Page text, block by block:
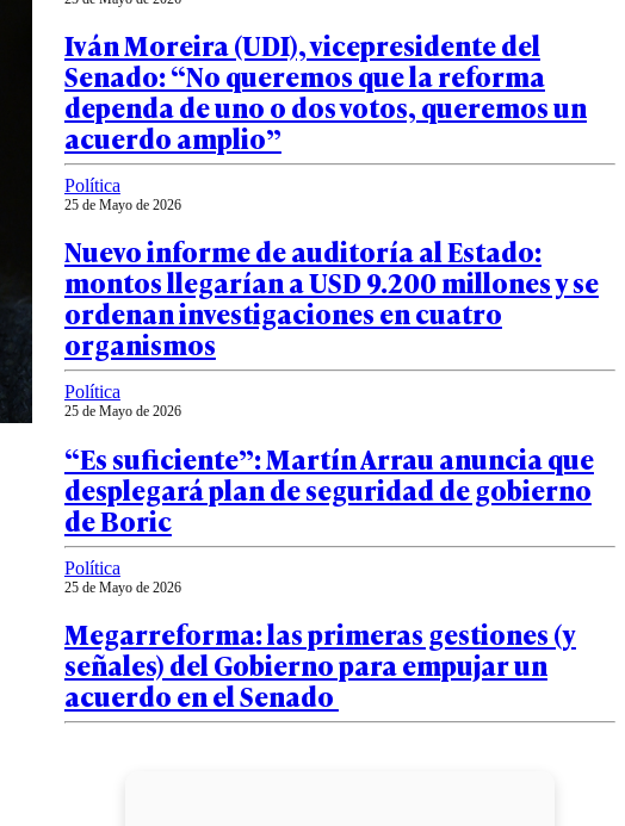
Iván Moreira (UDI), vicepresidente del
Senado: “No queremos que la reforma
dependa de uno o dos votos, queremos un
acuerdo amplio”
Política
25 de Mayo de 2026
Nuevo informe de auditoría al Estado:
montos llegarían a USD 9.200 millones y se
ordenan investigaciones en cuatro
organismos
Política
25 de Mayo de 2026
“Es suficiente”: Martín Arrau anuncia que
desplegará plan de seguridad de gobierno
de Boric
Política
25 de Mayo de 2026
Megarreforma: las primeras gestiones (y
señales) del Gobierno para empujar un
acuerdo en el Senado